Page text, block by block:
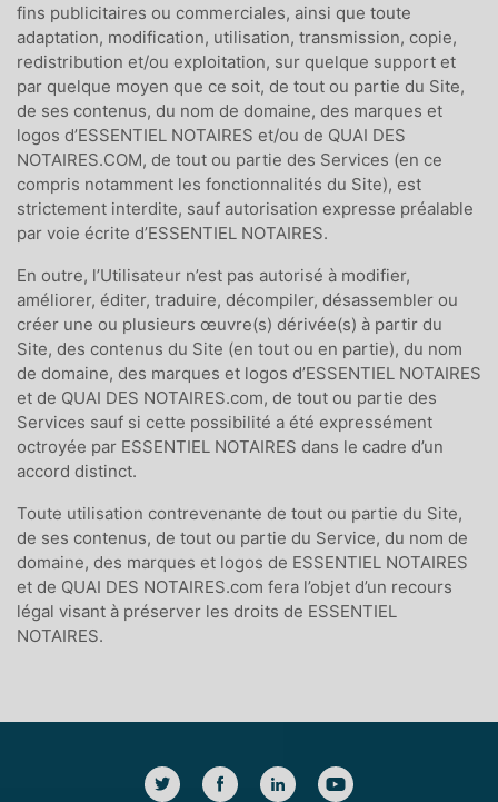
fins publicitaires ou commerciales, ainsi que toute
adaptation, modification, utilisation, transmission, copie,
redistribution et/ou exploitation, sur quelque support et
par quelque moyen que ce soit, de tout ou partie du Site,
de ses contenus, du nom de domaine, des marques et
logos d’ESSENTIEL NOTAIRES et/ou de QUAI DES
NOTAIRES.COM, de tout ou partie des Services (en ce
compris notamment les fonctionnalités du Site), est
strictement interdite, sauf autorisation expresse préalable
par voie écrite d’ESSENTIEL NOTAIRES.
En outre, l’Utilisateur n’est pas autorisé à modifier,
améliorer, éditer, traduire, décompiler, désassembler ou
créer une ou plusieurs œuvre(s) dérivée(s) à partir du
Site, des contenus du Site (en tout ou en partie), du nom
de domaine, des marques et logos d’ESSENTIEL NOTAIRES
et de QUAI DES NOTAIRES.com, de tout ou partie des
Services sauf si cette possibilité a été expressément
octroyée par ESSENTIEL NOTAIRES dans le cadre d’un
accord distinct.
Toute utilisation contrevenante de tout ou partie du Site,
de ses contenus, de tout ou partie du Service, du nom de
domaine, des marques et logos de ESSENTIEL NOTAIRES
et de QUAI DES NOTAIRES.com fera l’objet d’un recours
légal visant à préserver les droits de ESSENTIEL
NOTAIRES.